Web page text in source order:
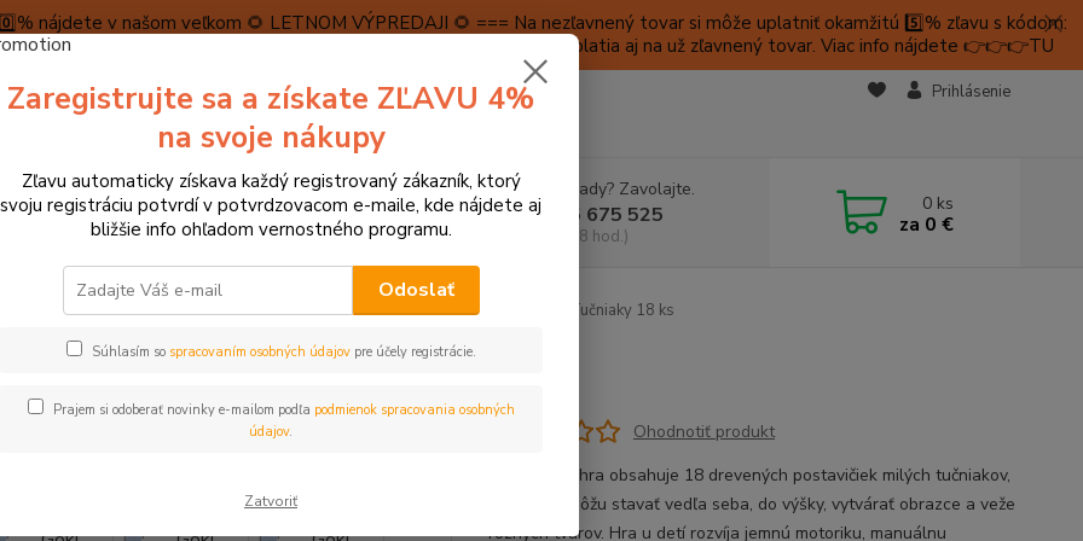
nájdete v našom veľkom 🌻 LETNOM VÝPREDAJI 🌻 === Na nezľavnený tovar si môže uplatniť okamžitú 5️⃣% zľavu s kódom:
máme teraz pripravené špeciálne zľavy až do výšky 1️⃣5️⃣% , ktoré platia aj na už zľavnený tovar. Viac info nájdete 👉👉👉TU
A PLATBA RECENZIE 👉VRÁTENIE TOVARU👈
KONTAKTY
Prihlásenie
Hľadať
Neviete si rady? Zavolajte.
+421 905 675 525
(Po-Pia, 9-18 hod.)
0 ks
za 0 €
Stolové hry, hlavolamy Stolové hry, pexesá, dominá Goki Stohovacia hra Tučniaky 18 ks
hra Tučniaky 18 ks
Ohodnotiť produkt
Stohovacia hra obsahuje 18 drevených postavičiek milých tučniakov,
ktoré deti môžu stavať vedľa seba, do výšky, vytvárať obrazce a veže
rôznych tvarov. Hra u detí rozvíja jemnú motoriku, manuálnu
Zaregistrujte sa a získate ZĽAVU 4%
na svoje nákupy
Zľavu automaticky získava každý registrovaný zákazník, ktorý
svoju registráciu potvrdí v potvrdzovacom e-maile, kde nájdete aj
bližšie info ohľadom vernostného programu.
Odoslať
Súhlasím so spracovaním osobných údajovpre účely registrácie.
Prajem si odoberať novinky e-mailom podľa podmienok spracovania osobných
údajov.
Zatvoriť